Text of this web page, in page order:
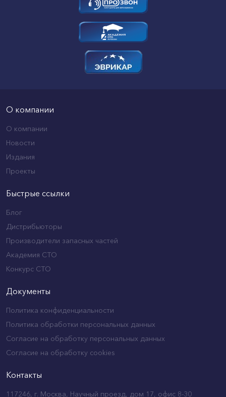
О компании
О компании
Новости
Издания
Проекты
Быстрые ссылки
Блог
Дистрибьюторы
Производители запасных частей
Академия СТО
Конкурс СТО
Документы
Политика конфиденциальности
Политика обработки персональных данных
Согласие на обработку персональных данных
Согласие на обработку cookies
Контакты
117246, г. Москва, Научный проезд, дом 17, офис 8-30